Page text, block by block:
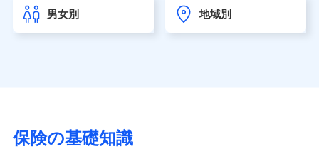
東京海上日動あんしん生命保険株式会社
（https://www.tmn-anshin.co.jp/）
マニュライフ生命保険株式会社
（https://www.manulife.co.jp/）
男女別 地域別
保険の基礎知識